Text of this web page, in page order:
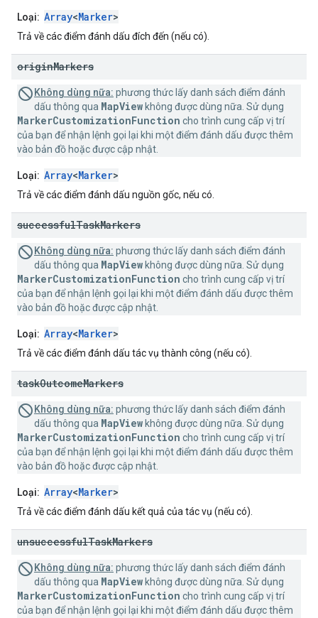
Loại: Array<Marker>
Trả về các điểm đánh dấu đích đến (nếu có).
originMarkers
Không dùng nữa: phương thức lấy danh sách điểm đánh
dấu thông qua MapView không được dùng nữa. Sử dụng
MarkerCustomizationFunction cho trình cung cấp vị trí
của bạn để nhận lệnh gọi lại khi một điểm đánh dấu được thêm
vào bản đồ hoặc được cập nhật.
Loại: Array<Marker>
Trả về các điểm đánh dấu nguồn gốc, nếu có.
successfulTaskMarkers
Không dùng nữa: phương thức lấy danh sách điểm đánh
dấu thông qua MapView không được dùng nữa. Sử dụng
MarkerCustomizationFunction cho trình cung cấp vị trí
của bạn để nhận lệnh gọi lại khi một điểm đánh dấu được thêm
vào bản đồ hoặc được cập nhật.
Loại: Array<Marker>
Trả về các điểm đánh dấu tác vụ thành công (nếu có).
taskOutcomeMarkers
Không dùng nữa: phương thức lấy danh sách điểm đánh
dấu thông qua MapView không được dùng nữa. Sử dụng
MarkerCustomizationFunction cho trình cung cấp vị trí
của bạn để nhận lệnh gọi lại khi một điểm đánh dấu được thêm
vào bản đồ hoặc được cập nhật.
Loại: Array<Marker>
Trả về các điểm đánh dấu kết quả của tác vụ (nếu có).
unsuccessfulTaskMarkers
Không dùng nữa: phương thức lấy danh sách điểm đánh
dấu thông qua MapView không được dùng nữa. Sử dụng
MarkerCustomizationFunction cho trình cung cấp vị trí
của bạn để nhận lệnh gọi lại khi một điểm đánh dấu được thêm